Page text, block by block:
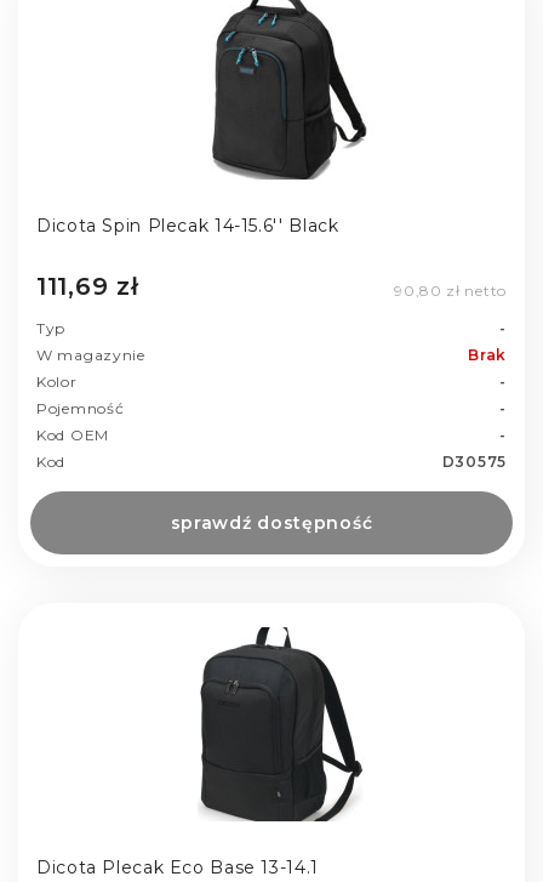
Dicota Spin Plecak 14-15.6'' Black
111,69 zł 90,80 zł netto
Typ
-
W magazynie
Brak
Kolor
-
Pojemność
-
Kod OEM
-
Kod
D30575
sprawdź dostępność
Dicota Plecak Eco Base 13-14.1